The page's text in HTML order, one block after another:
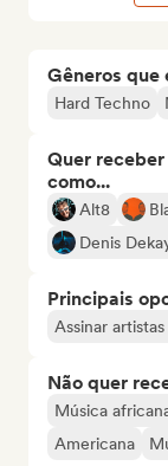
Gêneros que
Hard Techno
Quer
como...
Alt8
Denis
Principais
Assinar
Não quer
Música
Americana